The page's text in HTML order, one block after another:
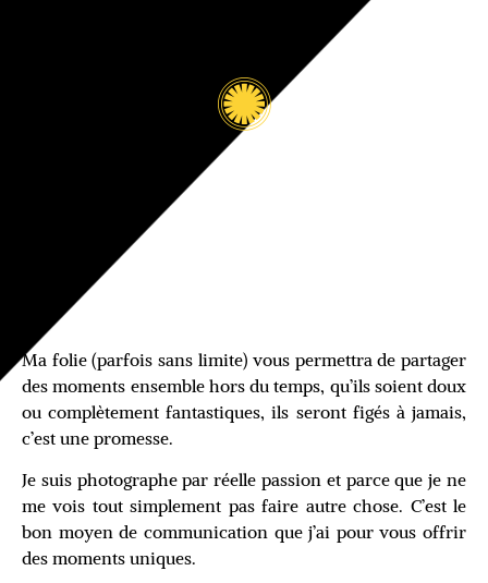
Ma folie (parfois sans limite) vous permettra de partager
des moments ensemble hors du temps, qu’ils soient doux
ou complètement fantastiques, ils seront figés à jamais,
c’est une promesse.
Je suis photographe par réelle passion et parce que je ne
me vois tout simplement pas faire autre chose. C’est le
bon moyen de communication que j’ai pour vous offrir
des moments uniques.